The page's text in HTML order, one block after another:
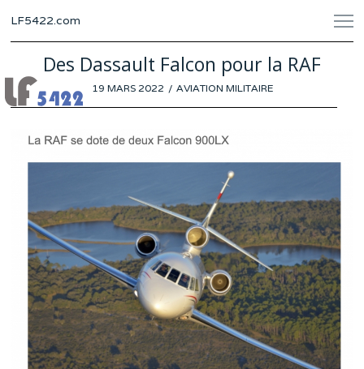
LF5422.com
Des Dassault Falcon pour la RAF
POSTED
19 MARS 2022 18AVIATION MILITAIRE